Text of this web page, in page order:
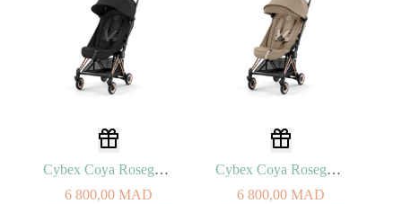
Cybex Coya Rosegold Sepia Black
6 800,00 MAD
Cybex Coya Rosegold Cozy Beige
6 800,00 MAD